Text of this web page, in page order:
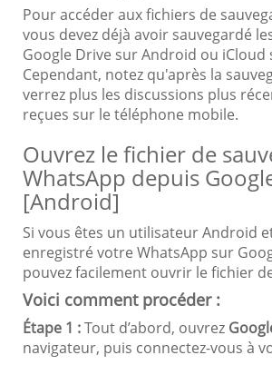
Pour accéder aux fichiers de
vous devez déjà avoir sauvegardé
Google Drive sur Android ou iCloud
Cependant, notez qu'après la
verrez plus les discussions plus
reçues sur le téléphone mobile.
Ouvrez le fichier de
WhatsApp depuis
[Android]
Si vous êtes un utilisateur Android
enregistré votre WhatsApp sur
pouvez facilement ouvrir le fichier
Voici comment procéder :
Étape 1 :Tout d’abord, ouvrez
navigateur, puis connectez-vous à